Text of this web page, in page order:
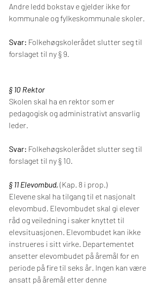
Andre ledd bokstav e gjelder ikke for
kommunale og fylkeskommunale skoler.
Svar: Folkehøgskolerådet slutter seg til
forslaget til ny § 9.
§ 10 Rektor
Skolen skal ha en rektor som er
pedagogisk og administrativt ansvarlig
leder.
Svar: Folkehøgskolerådet slutter seg til
forslaget til ny § 10.
§ 11 Elevombud, (Kap. 8 i prop.)
Elevene skal ha tilgang til et nasjonalt
elevombud. Elevombudet skal gi elever
råd og veiledning i saker knyttet til
elevsituasjonen. Elevombudet kan ikke
instrueres i sitt virke. Departementet
ansetter elevombudet på åremål for en
periode på fire til seks år. Ingen kan være
ansatt på åremål etter denne